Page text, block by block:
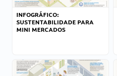
INFOGRÁFICO:
SUSTENTABILIDADE PARA
MINI MERCADOS